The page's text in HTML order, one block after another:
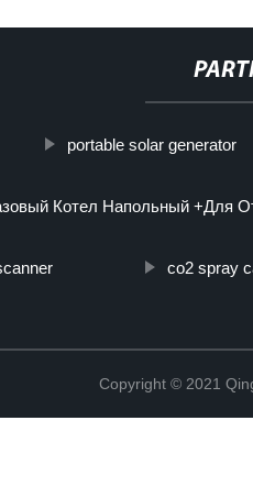
portable solar generator
Котел Напольный +Для
co2 spray
Copyright © 2021